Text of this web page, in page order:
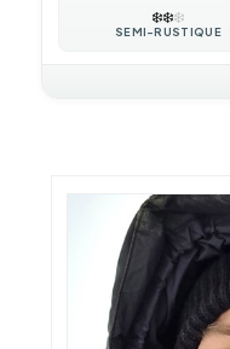
❄️❄️❄️
SEMI-RUSTIQUE